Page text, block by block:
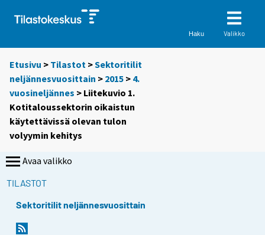
Haku Valikko
Etusivu > Tilastot >Sektoritilit
neljännesvuosittain > 2015 > 4.
vuosineljännes > Liitekuvio 1.
Kotitaloussektorin oikaistun
käytettävissä olevan tulon
volyymin kehitys
Avaa valikko
TILASTOT
Sektoritilit neljännesvuosittain